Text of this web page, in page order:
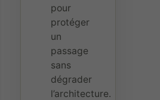
pour
protéger
un
passage
sans
dégrader
l’architecture.